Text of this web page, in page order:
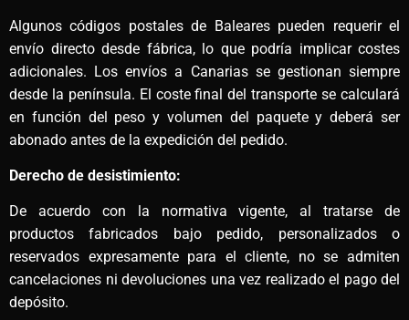
Algunos códigos postales de Baleares pueden requerir el
envío directo desde fábrica, lo que podría implicar costes
adicionales. Los envíos a Canarias se gestionan siempre
desde la península. El coste final del transporte se calculará
en función del peso y volumen del paquete y deberá ser
abonado antes de la expedición del pedido.
Derecho de desistimiento:
De acuerdo con la normativa vigente, al tratarse de
productos fabricados bajo pedido, personalizados o
reservados expresamente para el cliente, no se admiten
cancelaciones ni devoluciones una vez realizado el pago del
depósito.